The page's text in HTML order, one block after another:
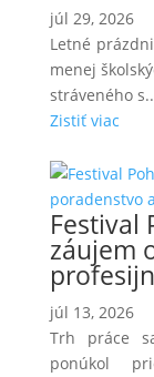
júl 29, 2026
Letné
menej
stráveného
Zistiť viac
Festival
záujem
júl 13, 2026
Trh práce
ponúkol